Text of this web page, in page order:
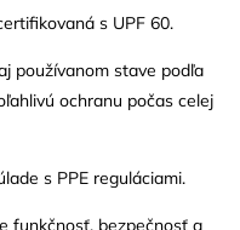
s UPF 60.
používanom stave podľa
ochranu počas celej
s PPE reguláciami.
funkčnosť, bezpečnosť a